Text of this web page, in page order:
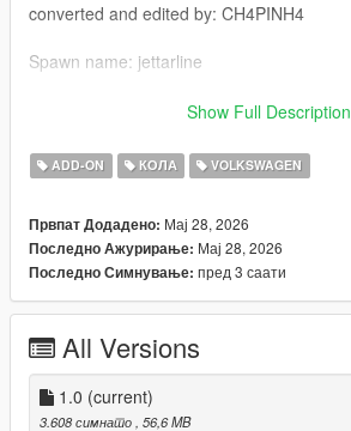
converted and edited by: CH4PINH4
Spawn name: jettarline
- functional sunroof by pressing the H key
- To complete the car – chassis
- HQ texture
- Good mirror reflections
- collision deformation
- functional glasses
- To ride a car fivem
Copy jettarline in your resource folder
Show Full Description
ADD-ON КОЛА VOLKSWAGEN
Првпат Додадено: Мај 28, 2026
Последно Ажурирање: Мај 28, 2026
Последно Симнување: пред 3 саати
All Versions
1.0 (current)
3.608 симнато, 56,6 MB